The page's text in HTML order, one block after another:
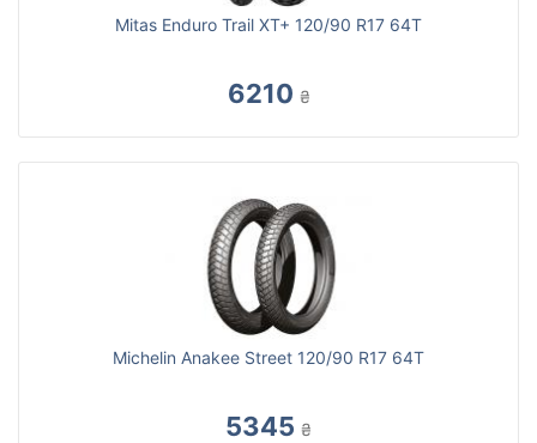
Mitas Enduro Trail XT+ 120/90 R17 64T
6210 ₴
Michelin Anakee Street 120/90 R17 64T
5345 ₴